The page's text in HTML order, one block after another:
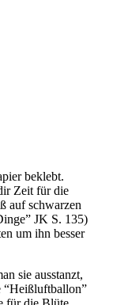
beklebt.
Zeit für die
auf schwarzen
JK S. 135)
um ihn besser
sie ausstanzt,
“Heißluftballon”